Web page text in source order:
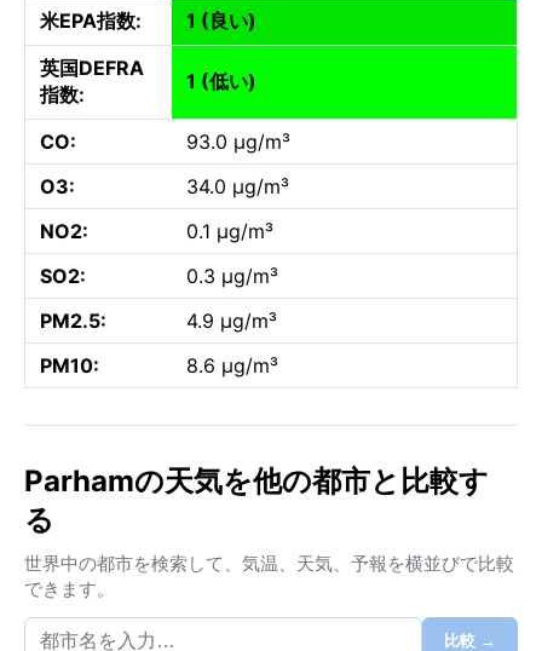
米EPA指数:
1 (良い)
英国DEFRA
指数:
1 (低い)
CO:
93.0 µg/m³
O3:
34.0 µg/m³
NO2:
0.1 µg/m³
SO2:
0.3 µg/m³
PM2.5:
4.9 µg/m³
PM10:
8.6 µg/m³
Parhamの天気を他の都市と比較す
る
世界中の都市を検索して、気温、天気、予報を横並びで比較
できます。
比較 →